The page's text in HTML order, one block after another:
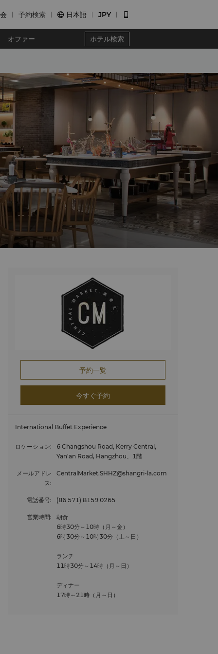
予約検索  日本語 JPY 
オファー ホテル検索
予約一覧
今すぐ予約
International Buffet Experience
ロケーション:
6 Changshou Road, Kerry Central,
Yan'an Road, Hangzhou、1階
メールアドレ
ス:
CentralMarket.SHHZ@shangri-la.com
電話番号: (86 571) 8159 0265
営業時間:
朝食
6時30分～10時（月～金）
6時30分～10時30分（土～日）
ランチ
11時30分～14時（月～日）
ディナー
17時～21時（月～日）